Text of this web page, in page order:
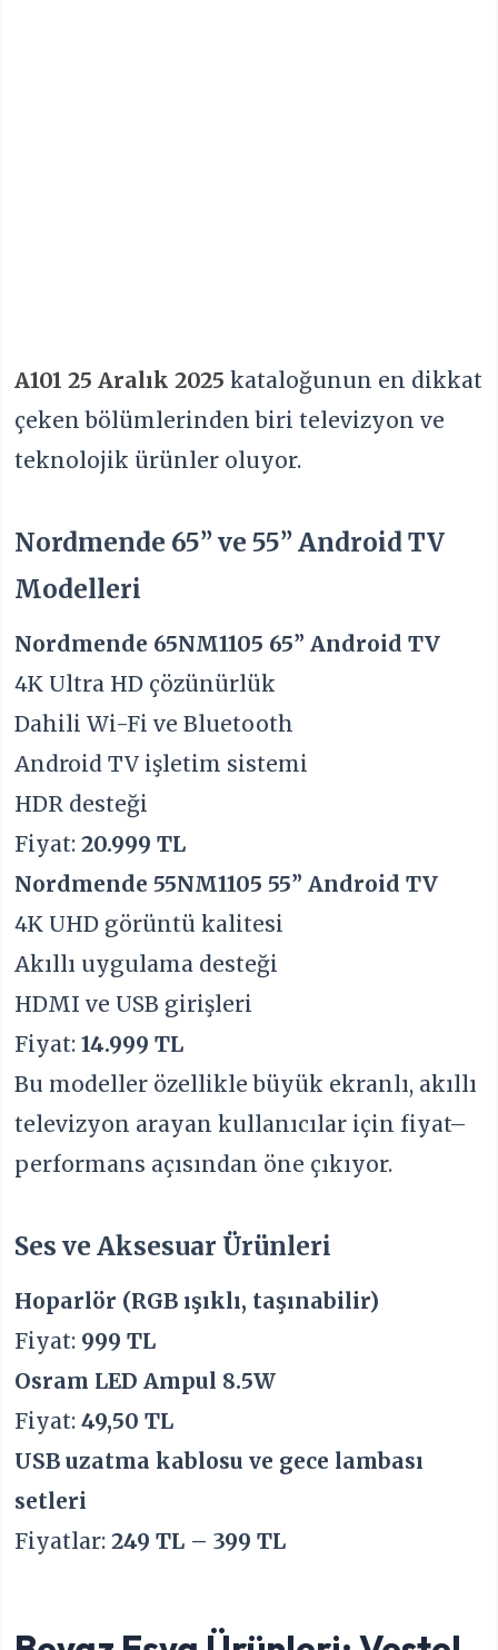
A101 25 Aralık 2025 kataloğunun en dikkat
çeken bölümlerinden biri televizyon ve
teknolojik ürünler oluyor.
Nordmende 65” ve 55” Android TV
Modelleri
Nordmende 65NM1105 65” Android TV
4K Ultra HD çözünürlük
Dahili Wi-Fi ve Bluetooth
Android TV işletim sistemi
HDR desteği
Fiyat:20.999 TL
Nordmende 55NM1105 55” Android TV
4K UHD görüntü kalitesi
Akıllı uygulama desteği
HDMI ve USB girişleri
Fiyat:14.999 TL
Bu modeller özellikle büyük ekranlı, akıllı
televizyon arayan kullanıcılar için fiyat–
performans açısından öne çıkıyor.
Ses ve Aksesuar Ürünleri
Hoparlör (RGB ışıklı, taşınabilir)
Fiyat: 999 TL
Osram LED Ampul 8.5W
Fiyat:49,50 TL
USB uzatma kablosu ve gece lambası
setleri
Fiyatlar:249 TL – 399 TL